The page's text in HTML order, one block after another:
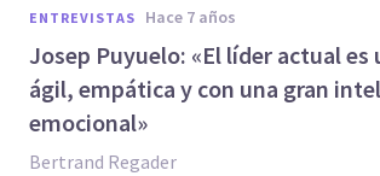
ENTREVISTAS hace 7 años
Josep Puyuelo: «El líder actual es
ágil, empática y con una gran
emocional»
Bertrand Regader